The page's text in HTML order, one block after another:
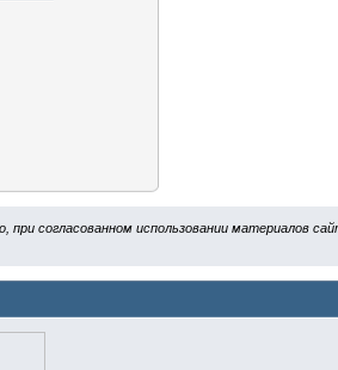
согласованном использовании материалов